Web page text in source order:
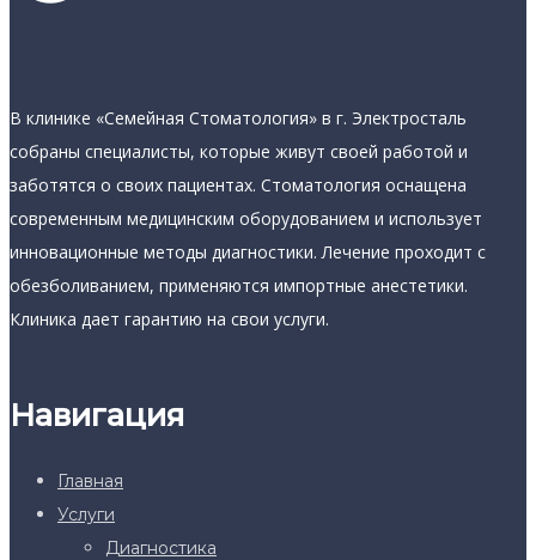
В клинике «Семейная Стоматология» в г. Электросталь
собраны специалисты, которые живут своей работой и
заботятся о своих пациентах. Стоматология оснащена
современным медицинским оборудованием и использует
инновационные методы диагностики. Лечение проходит с
обезболиванием, применяются импортные анестетики.
Клиника дает гарантию на свои услуги.
Навигация
Главная
Услуги
Диагностика